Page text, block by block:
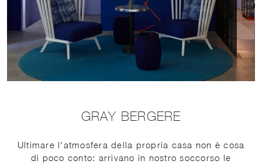
GRAY BERGERE
Ultimare l'atmosfera della propria casa non è cosa
di poco conto: arrivano in nostro soccorso le